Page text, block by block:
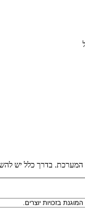
המערכת. בדרך כלל יש